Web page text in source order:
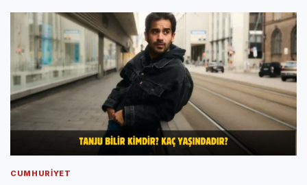
CUMHURIYET